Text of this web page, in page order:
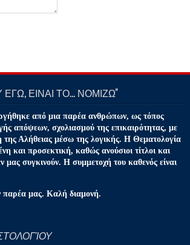
ΕΓΩ, ΕΙΝΑΙ ΤΟ… ΝΟΜΙΖΩ''
από μια παρέα ανθρώπων, ως τόπος
απόψεων, σχολιασμού της επικαιρότητας, με
της Αλήθειας μέσω της λογικής. Η Θεματολογία
και προσεκτική, καθώς ανούσιοι τίτλοι και
μας συγκινούν. Η συμμετοχή του καθενός είναι
μας. Καλή διαμονή.